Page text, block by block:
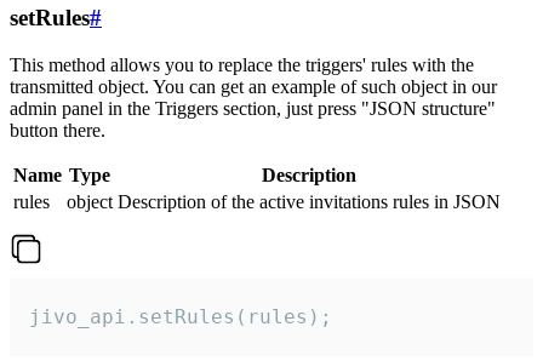
setRules#
This method allows you to replace the triggers' rules with the
transmitted object. You can get an example of such object in our
admin panel in the Triggers section, just press "JSON structure"
button there.
Name Type
Description
rules
object Description of the active invitations rules in JSON
jivo_api.setRules(rules);